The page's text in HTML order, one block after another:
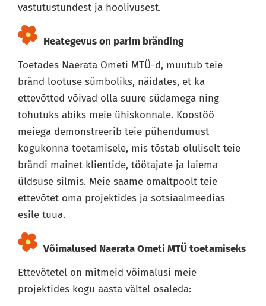
vastutustundest ja hoolivusest.
Heategevus on parim bränding
Toetades Naerata Ometi MTÜ-d, muutub teie
bränd lootuse sümboliks, näidates, et ka
ettevõtted võivad olla suure südamega ning
tohutuks abiks meie ühiskonnale. Koostöö
meiega demonstreerib teie pühendumust
kogukonna toetamisele, mis tõstab oluliselt teie
brändi mainet klientide, töötajate ja laiema
üldsuse silmis. Meie saame omaltpoolt teie
ettevõtet oma projektides ja sotsiaalmeedias
esile tuua.
Võimalused Naerata Ometi MTÜ toetamiseks
Ettevõtetel on mitmeid võimalusi meie
projektides kogu aasta vältel osaleda: